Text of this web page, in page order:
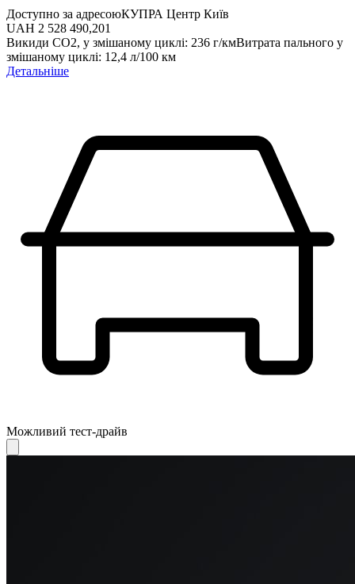
Доступно за адресоюКУПРА Центр Київ
UAH 2 528 490,201
Викиди СО2, у змішаному циклі: 236 г/кмВитрата пального у
змішаному циклі: 12,4 л/100 км
Детальніше
Можливий тест-драйв